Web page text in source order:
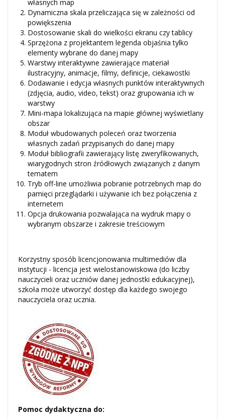
własnych map
Dynamiczna skala przeliczająca się w zależności od
powiększenia
Dostosowanie skali do wielkości ekranu czy tablicy
Sprzężona z projektantem legenda objaśnia tylko
elementy wybrane do danej mapy
Warstwy interaktywne zawierające materiał
ilustracyjny, animacje, filmy, definicje, ciekawostki
Dodawanie i edycja własnych punktów interaktywnych
(zdjęcia, audio, video, tekst) oraz grupowania ich w
warstwy
Mini-mapa lokalizująca na mapie głównej wyświetlany
obszar
Moduł wbudowanych poleceń oraz tworzenia
własnych zadań przypisanych do danej mapy
Moduł bibliografii zawierający listę zweryfikowanych,
wiarygodnych stron źródłowych związanych z danym
tematem
Tryb off-line umożliwia pobranie potrzebnych map do
pamięci przeglądarki i używanie ich bez połączenia z
internetem
Opcja drukowania pozwalająca na wydruk mapy o
wybranym obszarze i zakresie treściowym
Korzystny sposób licencjonowania multimediów dla
instytucji - licencja jest wielostanowiskowa (do liczby
nauczycieli oraz uczniów danej jednostki edukacyjnej),
szkoła może utworzyć dostęp dla każdego swojego
nauczyciela oraz ucznia.
Pomoc dydaktyczna do: